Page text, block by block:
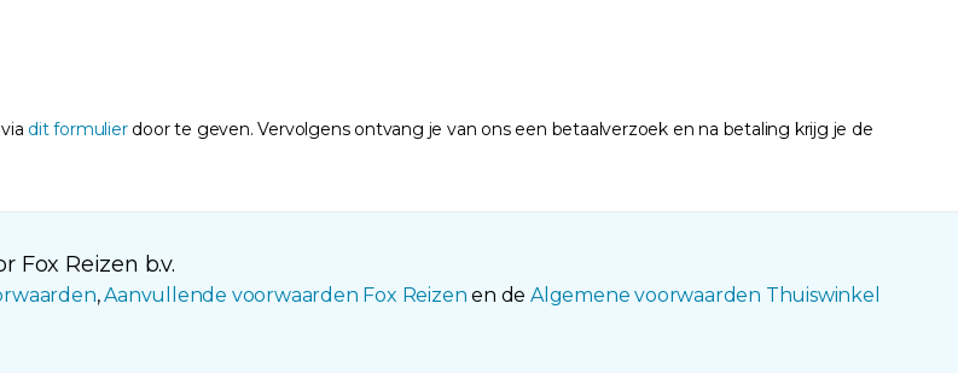
dit formulierdoor te geven. Vervolgens ontvang je van ons een betaalverzoek en na betaling krijg je de
Fox Reizen b.v.
,Aanvullende voorwaarden Fox Reizen en deAlgemene voorwaarden Thuiswinkel